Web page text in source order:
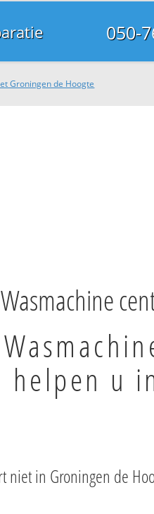
050-
Groningen de Hoogte
Wasmachine
helpen u
niet in Groningen de